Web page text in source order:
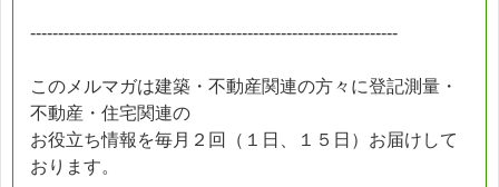
------------------------------------------------------------------
このメルマガは建築・不動産関連の方々に登記測量・
不動産・住宅関連の
お役立ち情報を毎月２回（１日、１５日）お届けして
おります。